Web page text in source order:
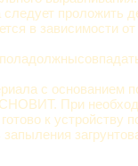
следует проложить
в зависимости
с основанием
При
к устройству